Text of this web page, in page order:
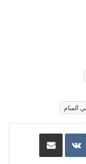
المنام
مشاركة عبر البريد